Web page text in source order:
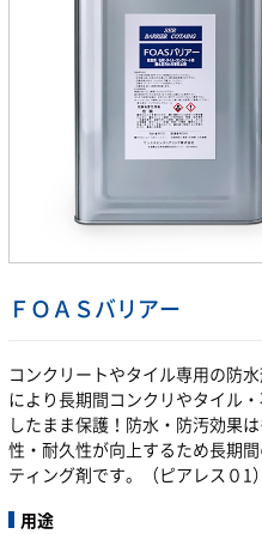
ＦＯＡＳバリアー
コンクリートやタイル専用の防
により長期間コンクリやタイル
したまま保護！防水・防汚効果
性・耐久性が向上するため長期
ティング剤です。（ピアレス０1）
用途